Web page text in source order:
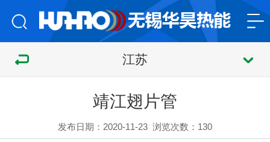
江苏
靖江翅片管
发布日期：2020-11-23 浏览次数： 130